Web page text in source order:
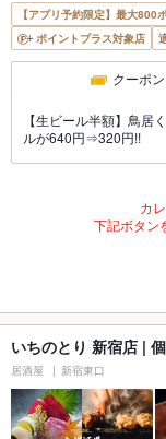
【アプリ予約限定】最大800
ポイントプラス対象店
クーポン
【生ビール半額】鳥居
ルが640円⇒320円!!
カ
下記ボタン
いちのとり 新宿店 |
居酒屋 新宿東口